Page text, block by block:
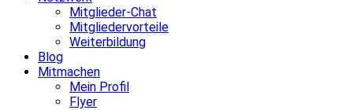
Mitglieder-Chat
Mitgliedervorteile
Weiterbildung
Blog
Mitmachen
Mein Profil
Flyer